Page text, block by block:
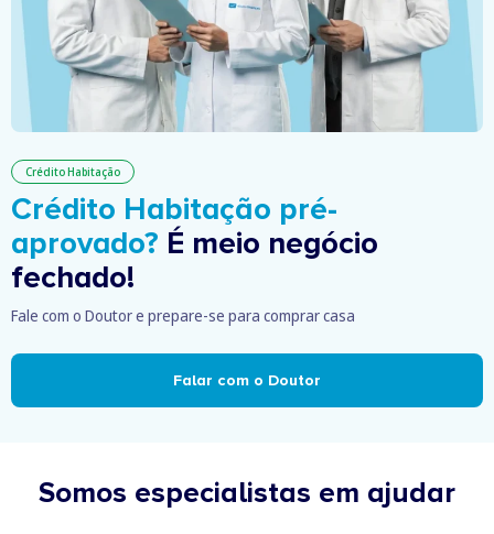
Crédito Habitação
Crédito Habitação pré-
aprovado? É meio negócio
fechado!
Fale com o Doutor e prepare-se para comprar casa
Falar com o Doutor
Somos especialistas em ajudar